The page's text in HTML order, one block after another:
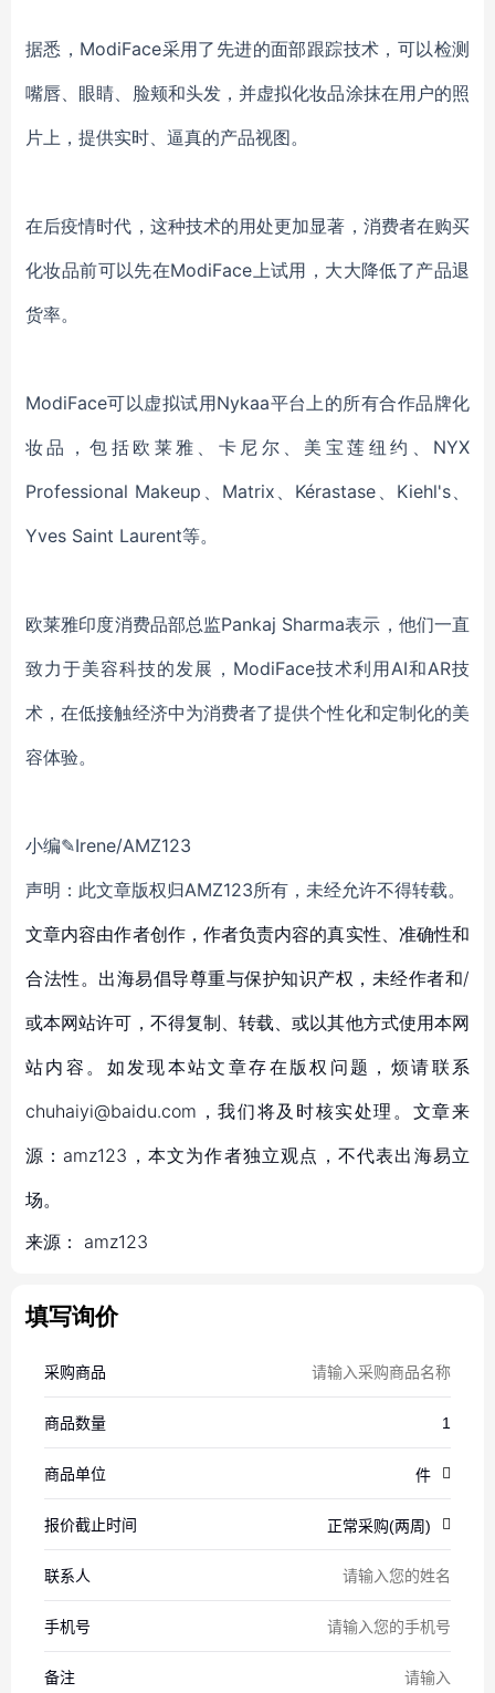
据悉，ModiFace采用了先进的面部跟踪技术，可以检测
嘴唇、眼睛、脸颊和头发，并虚拟化妆品涂抹在用户的照
片上，提供实时、逼真的产品视图。
在后疫情时代，这种技术的用处更加显著，消费者在购买
化妆品前可以先在ModiFace上试用，大大降低了产品退
货率。
ModiFace可以虚拟试用Nykaa平台上的所有合作品牌化
妆品，包括欧莱雅、卡尼尔、美宝莲纽约、NYX
Professional Makeup、Matrix、Kérastase、Kiehl's、
Yves Saint Laurent等。
欧莱雅印度消费品部总监Pankaj Sharma表示，他们一直
致力于美容科技的发展，ModiFace技术利用AI和AR技
术，在低接触经济中为消费者了提供个性化和定制化的美
容体验。
小编✎Irene/AMZ123
声明：此文章版权归AMZ123所有，未经允许不得转载。
文章内容由作者创作，作者负责内容的真实性、准确性和
合法性。出海易倡导尊重与保护知识产权，未经作者和/
或本网站许可，不得复制、转载、或以其他方式使用本网
站内容。如发现本站文章存在版权问题，烦请联系
chuhaiyi@baidu.com，我们将及时核实处理。文章来
源：amz123，本文为作者独立观点，不代表出海易立
场。
来源： amz123
填写询价